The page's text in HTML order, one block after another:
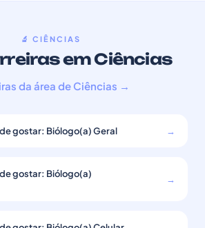
🔬 CIÊNCIAS
em Ciências
da área de Ciências →
gostar: Biólogo(a) Geral →
gostar: Biólogo(a)
→